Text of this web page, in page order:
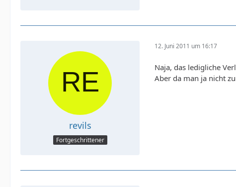
revils
Fortgeschrittener
12. Juni 2011 um 16:17
Naja, das ledigliche
Aber da man ja nicht